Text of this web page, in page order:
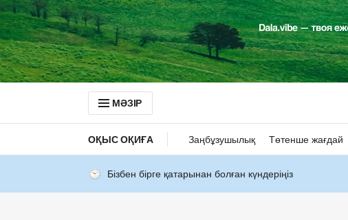
МӘЗІР
ОҚЫС ОҚИҒА Заңбұзушылық Төтенше жағдай
Бізбен бірге қатарынан болған күндеріңіз